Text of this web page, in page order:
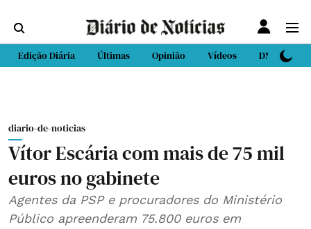
Edição Diária Últimas Opinião Vídeos DN Sport
diario-de-noticias
Vítor Escária com mais de 75 mil
euros no gabinete
Agentes da PSP e procuradores do Ministério
Público apreenderam 75.800 euros em